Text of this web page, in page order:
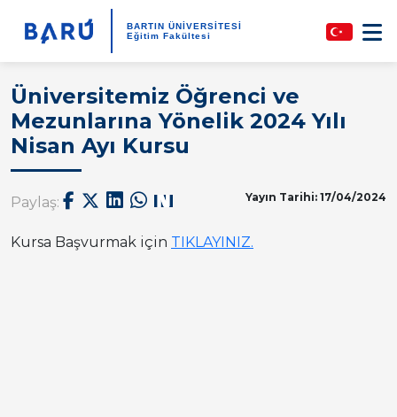
BARTIN ÜNİVERSİTESİ
Eğitim Fakültesi
Üniversitemiz Öğrenci ve
Mezunlarına Yönelik 2024 Yılı
Nisan Ayı Kursu
Paylaş: Yayın Tarihi: 17/04/2024
Kursa Başvurmak için TIKLAYINIZ.